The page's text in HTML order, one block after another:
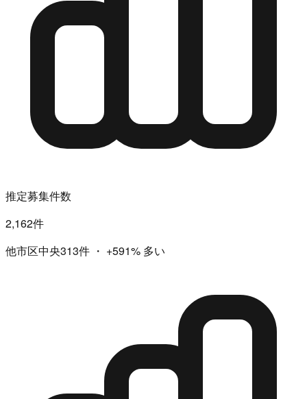
推定募集件数
2,162件
他市区中央313件 ・ +591% 多い